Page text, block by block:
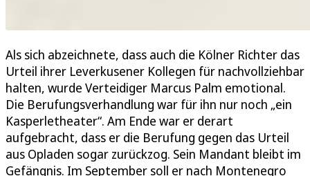
Als sich abzeichnete, dass auch die Kölner Richter das
Urteil ihrer Leverkusener Kollegen für nachvollziehbar
halten, wurde Verteidiger Marcus Palm emotional.
Die Berufungsverhandlung war für ihn nur noch „ein
Kasperletheater“. Am Ende war er derart
aufgebracht, dass er die Berufung gegen das Urteil
aus Opladen sogar zurückzog. Sein Mandant bleibt im
Gefängnis. Im September soll er nach Montenegro